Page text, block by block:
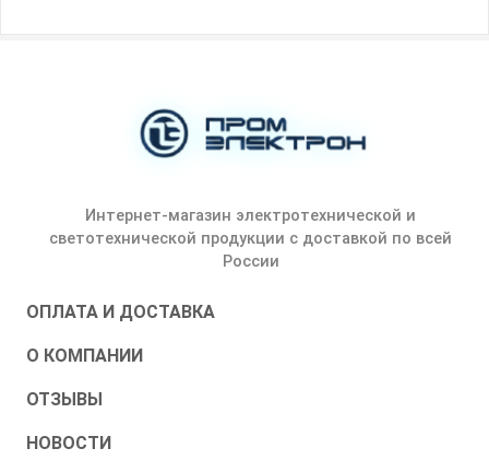
Интернет-магазин электротехнической и
светотехнической продукции с доставкой по всей
России
ОПЛАТА И ДОСТАВКА
О КОМПАНИИ
ОТЗЫВЫ
НОВОСТИ